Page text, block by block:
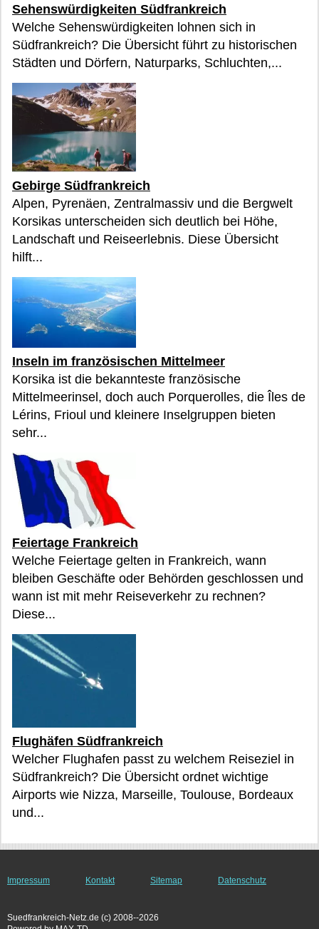
Sehenswürdigkeiten Südfrankreich
Welche Sehenswürdigkeiten lohnen sich in
Südfrankreich? Die Übersicht führt zu historischen
Städten und Dörfern, Naturparks, Schluchten,...
Gebirge Südfrankreich
Alpen, Pyrenäen, Zentralmassiv und die Bergwelt
Korsikas unterscheiden sich deutlich bei Höhe,
Landschaft und Reiseerlebnis. Diese Übersicht
hilft...
Inseln im französischen Mittelmeer
Korsika ist die bekannteste französische
Mittelmeerinsel, doch auch Porquerolles, die Îles de
Lérins, Frioul und kleinere Inselgruppen bieten
sehr...
Feiertage Frankreich
Welche Feiertage gelten in Frankreich, wann
bleiben Geschäfte oder Behörden geschlossen und
wann ist mit mehr Reiseverkehr zu rechnen?
Diese...
Flughäfen Südfrankreich
Welcher Flughafen passt zu welchem Reiseziel in
Südfrankreich? Die Übersicht ordnet wichtige
Airports wie Nizza, Marseille, Toulouse, Bordeaux
und...
Impressum Kontakt Sitemap Datenschutz
Suedfrankreich-Netz.de (c) 2008--2026